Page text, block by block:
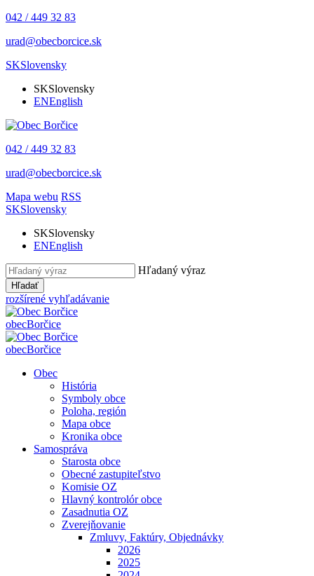
042 / 449 32 83
urad@obecborcice.sk
SKSlovensky
SKSlovensky
ENEnglish
042 / 449 32 83
urad@obecborcice.sk
Mapa webu RSS
SKSlovensky
SKSlovensky
ENEnglish
Hľadaný výraz
Hľadať
rozšírené vyhľadávanie
obecBorčice
obecBorčice
Obec
História
Symboly obce
Poloha, región
Mapa obce
Kronika obce
Samospráva
Starosta obce
Obecné zastupiteľstvo
Komisie OZ
Hlavný kontrolór obce
Zasadnutia OZ
Zverejňovanie
Zmluvy, Faktúry, Objednávky
2026
2025